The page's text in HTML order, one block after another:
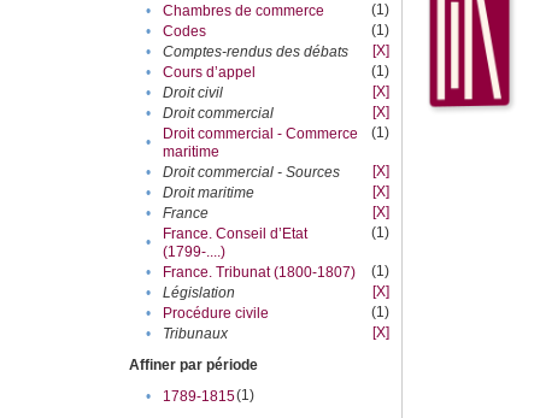
•
Chambres de commerce
(1)
•
Codes
(1)
•
Comptes-rendus des débats
[X]
•
Cours d’appel
(1)
•
Droit civil
[X]
•
Droit commercial
[X]
•
Droit commercial - Commerce
maritime
(1)
• Droit commercial - Sources
[X]
•
Droit maritime
[X]
•
France
[X]
•
France. Conseil d’Etat
(1799-....)
(1)
• France. Tribunat (1800-1807)
(1)
•
Législation
[X]
•
Procédure civile
(1)
•
Tribunaux
[X]
Affiner par période
•
1789-1815(1)